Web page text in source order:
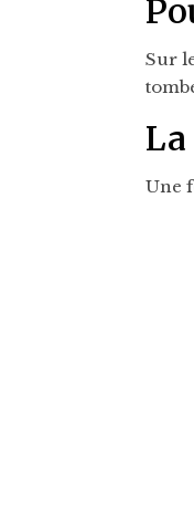
Sur
La
Une